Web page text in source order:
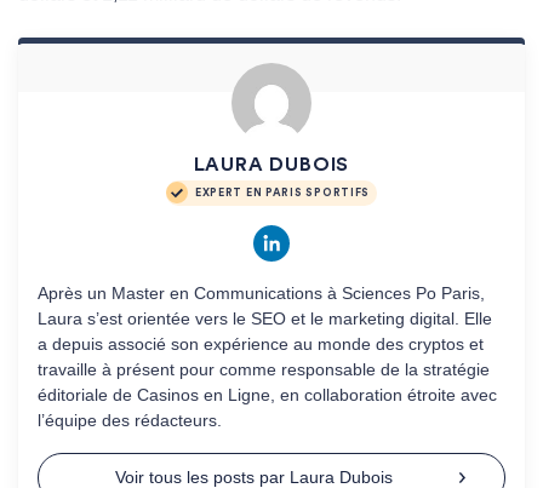
LAURA DUBOIS
EXPERT EN PARIS SPORTIFS
Après un Master en Communications à Sciences Po Paris,
Laura s’est orientée vers le SEO et le marketing digital. Elle
a depuis associé son expérience au monde des cryptos et
travaille à présent pour comme responsable de la stratégie
éditoriale de Casinos en Ligne, en collaboration étroite avec
l’équipe des rédacteurs.
Voir tous les posts par Laura Dubois